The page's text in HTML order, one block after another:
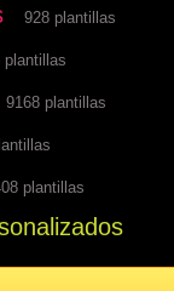
928 plantillas
plantillas
9168 plantillas
plantillas